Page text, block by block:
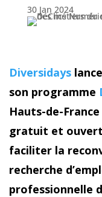
30 Jan 2024
Diversidays
son programme
Hauts-de-
gratuit et
faciliter la
recherche
professionnelle